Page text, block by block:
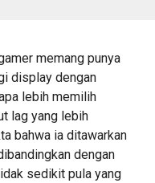
memang punya
display dengan
lebih memilih
lag yang lebih
bahwa ia ditawarkan
dengan
sedikit pula yang